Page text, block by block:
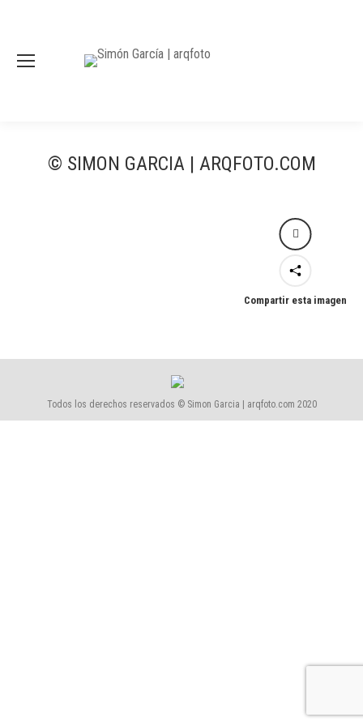
© SIMON GARCIA | ARQFOTO.COM
Compartir esta imagen
Todos los derechos reservados © Simon Garcia | arqfoto.com 2020